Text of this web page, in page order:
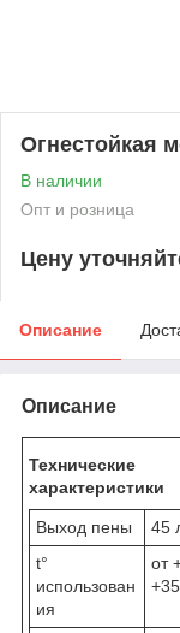
Огнестойкая
В наличии
Опт и розница
Цену
Описание
Описание
Технические
характеристики
Выход пены
45
t°
использован
ия
от